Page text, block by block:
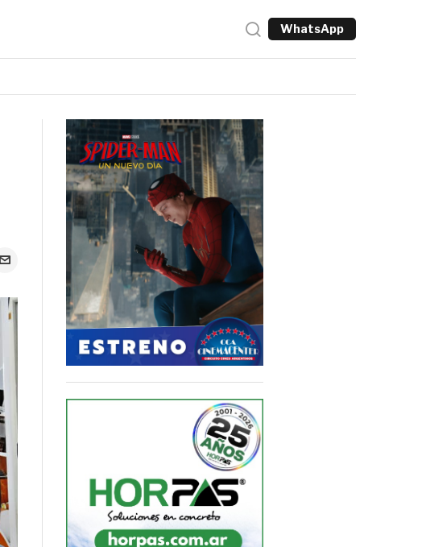
WhatsApp